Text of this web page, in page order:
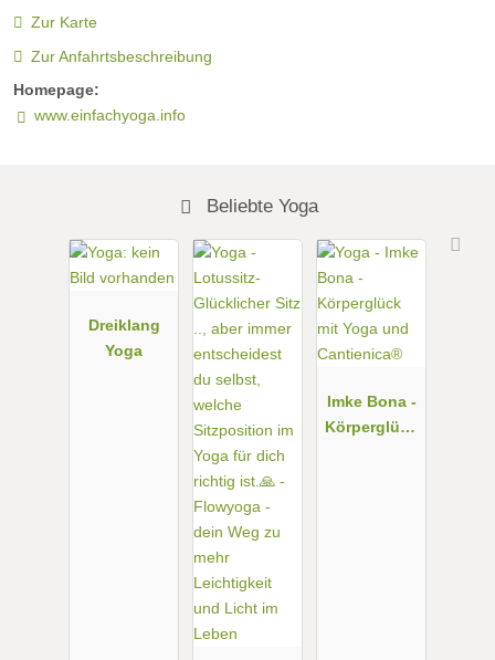
Zur Karte
Zur Anfahrtsbeschreibung
Homepage:
www.einfachyoga.info
Beliebte Yoga
Dreiklang
Yoga
Imke Bona -
Körperglück